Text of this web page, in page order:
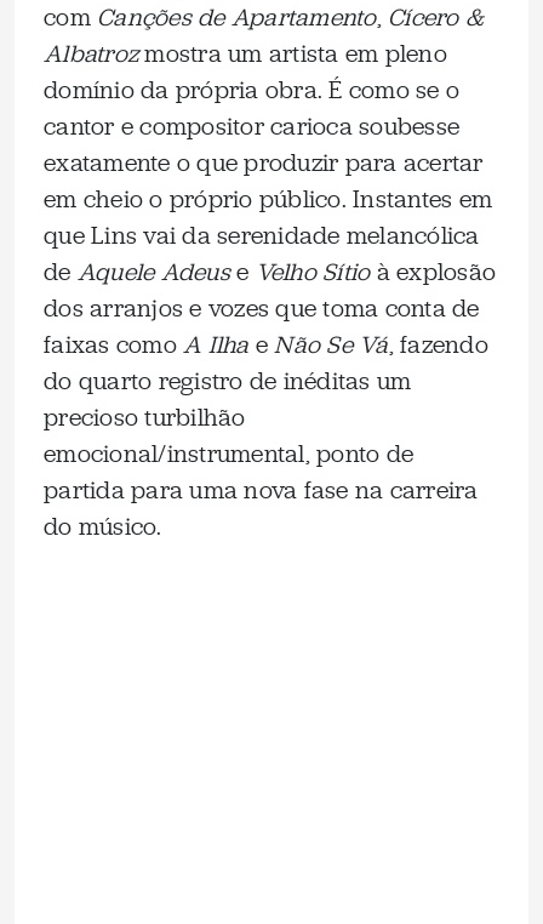
com Canções de Apartamento, Cícero &
Albatrozmostra um artista em pleno
domínio da própria obra. É como se o
cantor e compositor carioca soubesse
exatamente o que produzir para acertar
em cheio o próprio público. Instantes em
que Lins vai da serenidade melancólica
de Aquele Adeuse Velho Sítioà explosão
dos arranjos e vozes que toma conta de
faixas comoA Ilha eNão Se Vá, fazendo
do quarto registro de inéditas um
precioso turbilhão
emocional/instrumental, ponto de
partida para uma nova fase na carreira
do músico.